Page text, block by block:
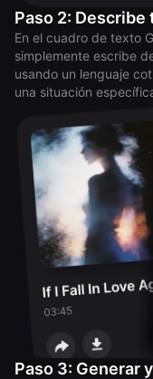
Paso 2: Describe
En el cuadro de texto
simplemente escribe
usando un lenguaje
una situación
Paso 3: Generar